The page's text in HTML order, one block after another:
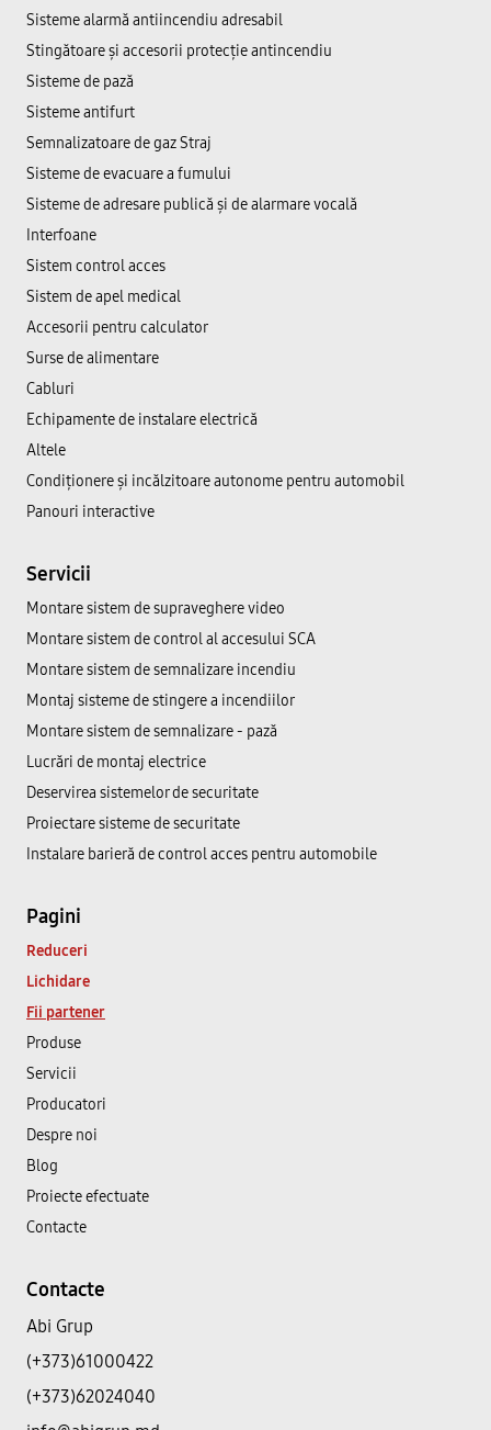
Sisteme alarmă antiincendiu adresabil
Stingătoare și accesorii protecție antincendiu
Sisteme de pază
Sisteme antifurt
Semnalizatoare de gaz Straj
Sisteme de evacuare a fumului
Sisteme de adresare publică şi de alarmare vocală
Interfoane
Sistem control acces
Sistem de apel medical
Accesorii pentru calculator
Surse de alimentare
Cabluri
Echipamente de instalare electrică
Altele
Condiționere și incălzitoare autonome pentru automobil
Panouri interactive
Servicii
Montare sistem de supraveghere video
Montare sistem de control al accesului SCA
Montare sistem de semnalizare incendiu
Montaj sisteme de stingere a incendiilor
Montare sistem de semnalizare - pază
Lucrări de montaj electrice
Deservirea sistemelor de securitate
Proiectare sisteme de securitate
Instalare barieră de control acces pentru automobile
Pagini
Reduceri
Lichidare
Fii partener
Produse
Servicii
Producatori
Despre noi
Blog
Proiecte efectuate
Contacte
Contacte
Abi Grup
(+373)61000422
(+373)62024040